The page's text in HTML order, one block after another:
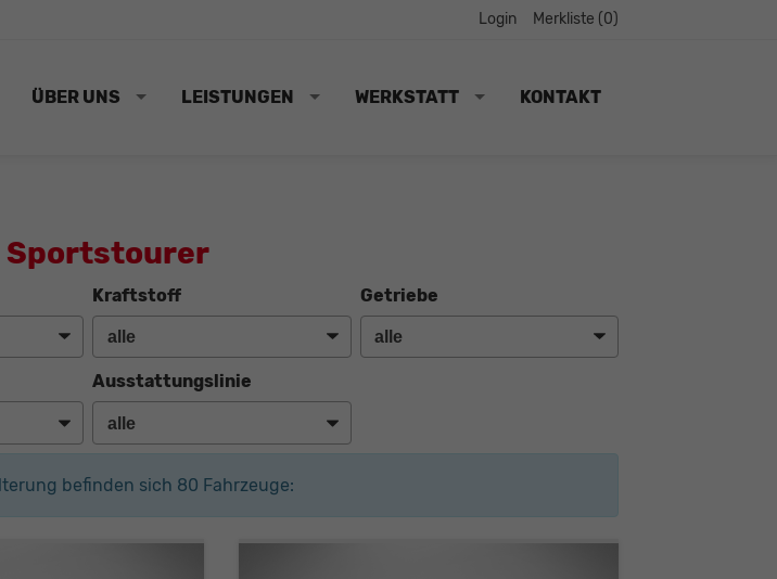
Login Merkliste (0)
ÜBER UNS LEISTUNGEN WERKSTATT KONTAKT
Sportstourer
Kraftstoff Getriebe
Ausstattungslinie
befinden sich 80 Fahrzeuge: